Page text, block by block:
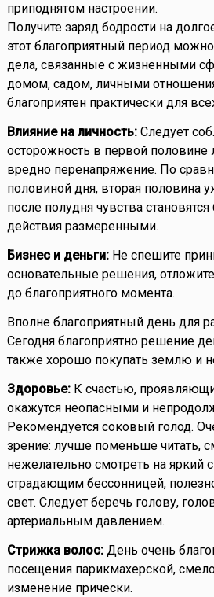
приподнятом настроении.
Получите заряд бодрости на
этот благоприятный период
дела, связанные с жизненными
домом, садом, личными
благоприятен практически для
Влияние на личность:Следует
осторожность в первой половине
вредно перенапряжение. По
половиной дня, вторая половина
после полудня чувства
действия размеренными.
Бизнес и деньги:Не спешите
основательные решения,
до благоприятного момента.
Вполне благоприятный день для
Сегодня благоприятно решение
также хорошо покупать землю и
Здоровье:К счастью,
окажутся неопасными и
Рекомендуется соковый голод.
зрение: лучше поменьше читать,
нежелательно смотреть на яркий
страдающим бессонницей,
свет. Следует беречь голову,
артериальным давлением.
Стрижка волос:День очень
посещения парикмахерской,
изменение прически.